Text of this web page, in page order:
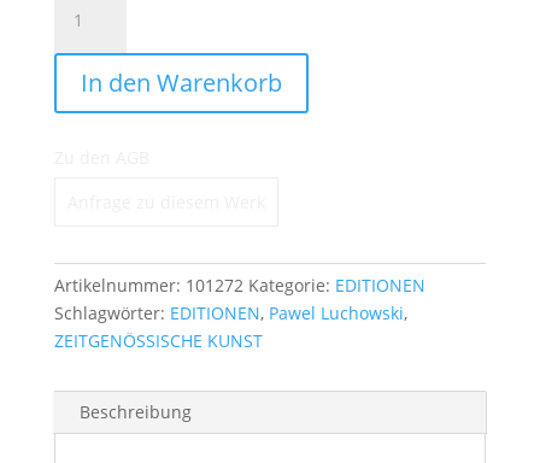
Generation
-
Coca
Boy.
In den Warenkorb
Artikelnummer: 101272 Kategorie: EDITIONEN
Schlagwörter: EDITIONEN, Pawel Luchowski,
ZEITGENÖSSISCHE KUNST
Beschreibung